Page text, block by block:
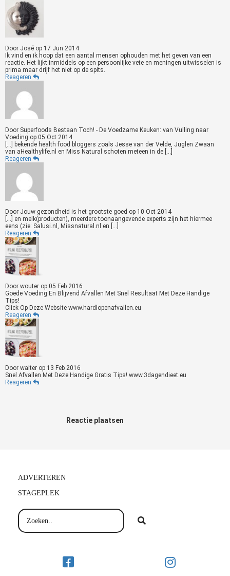
Door José op 17 Jun 2014
Ik vind en ik hoop dat een aantal mensen ophouden met het geven van een
reactie. Het lijkt inmiddels op een persoonlijke vete en meningen uitwisselen is
prima maar drijf het niet op de spits.
Reageren
Door Superfoods Bestaan Toch! - De Voedzame Keuken: van Vulling naar
Voeding op 05 Oct 2014
[…] bekende health food bloggers zoals Jesse van der Velde, Juglen Zwaan
van aHealthylife.nl en Miss Natural schoten meteen in de […]
Reageren
Door Jouw gezondheid is het grootste goed op 10 Oct 2014
[…] en melk(producten), meerdere toonaangevende experts zijn het hiermee
eens (zie: Salusi.nl, Missnatural.nl en […]
Reageren
Door wouter op 05 Feb 2016
Goede Voeding En Blijvend Afvallen Met Snel Resultaat Met Deze Handige
Tips!
Click Op Deze Website www.hardlopenafvallen.eu
Reageren
Door walter op 13 Feb 2016
Snel Afvallen Met Deze Handige Gratis Tips! www.3dagendieet.eu
Reageren
Reactie plaatsen
ADVERTEREN
STAGEPLEK